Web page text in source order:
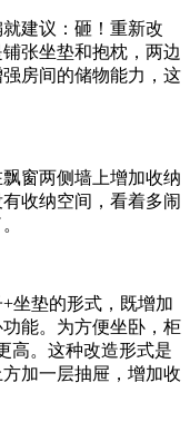
建议：砸！重新改
张坐垫和抱枕，两边
房间的储物能力，这
窗两侧墙上增加收纳
收纳空间，看着多闹
垫的形式，既增加
能。为方便坐卧，柜
高。这种改造形式是
加一层抽屉，增加收